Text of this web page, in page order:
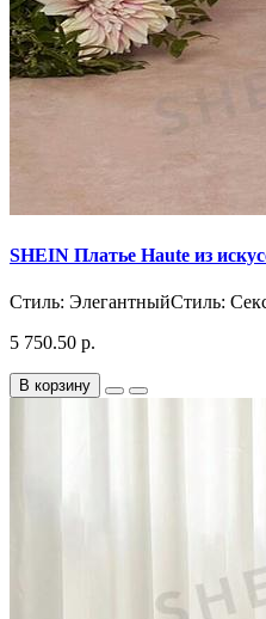
SHEIN Платье Haute из
Стиль: ЭлегантныйСтиль:
5 750.50 р.
В корзину